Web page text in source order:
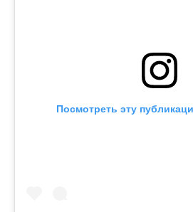
Посмотреть эту